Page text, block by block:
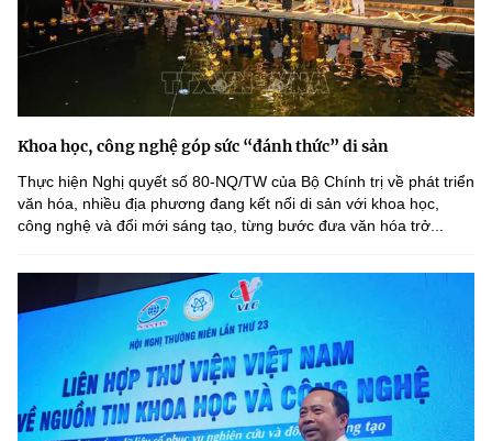
Khoa học, công nghệ góp sức “đánh thức” di sản
Thực hiện Nghị quyết số 80-NQ/TW của Bộ Chính trị về phát triển
văn hóa, nhiều địa phương đang kết nối di sản với khoa học,
công nghệ và đổi mới sáng tạo, từng bước đưa văn hóa trở...